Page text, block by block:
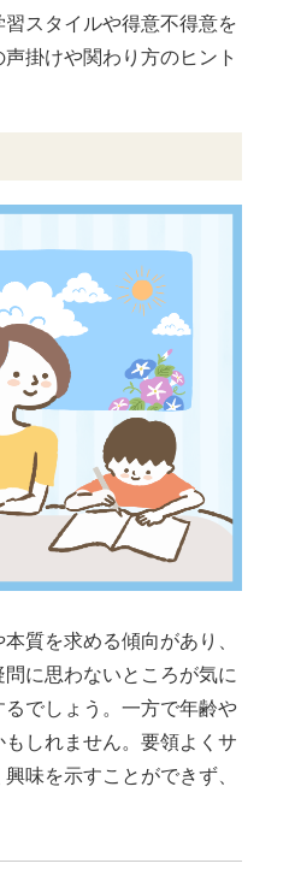
スタイルや得意不得意を
掛けや関わり方のヒント
質を求める傾向があり、
に思わないところが気に
でしょう。一方で年齢や
しれません。要領よくサ
味を示すことができず、